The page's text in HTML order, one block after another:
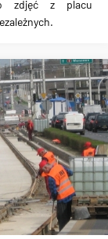
zdjęć z placu